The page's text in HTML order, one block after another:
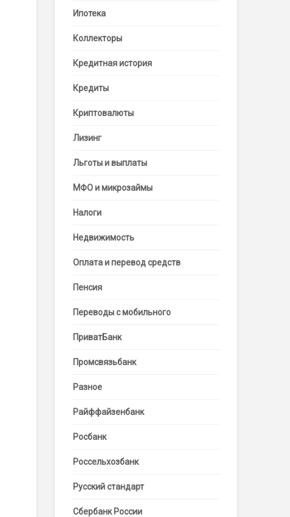
Ипотека
Коллекторы
Кредитная история
Кредиты
Криптовалюты
Лизинг
Льготы и выплаты
МФО и микрозаймы
Налоги
Недвижимость
Оплата и перевод средств
Пенсия
Переводы с мобильного
ПриватБанк
Промсвязьбанк
Разное
Райффайзенбанк
Росбанк
Россельхозбанк
Русский стандарт
Сбербанк России